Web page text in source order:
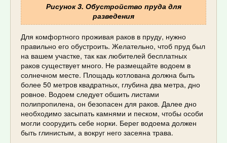
Рисунок 3. Обустройство пруда для
разведения
Для комфортного проживая раков в пруду, нужно
правильно его обустроить. Желательно, чтоб пруд был
на вашем участке, так как любителей бесплатных
раков существует много. Не размещайте водоем в
солнечном месте. Площадь котлована должна быть
более 50 метров квадратных, глубина два метра, дно
ровное. Водоем следует обшить листами
полипропилена, он безопасен для раков. Далее дно
необходимо засыпать камнями и песком, чтобы особи
могли соорудить себе норки. Берег водоема должен
быть глинистым, а вокруг него засеяна трава.